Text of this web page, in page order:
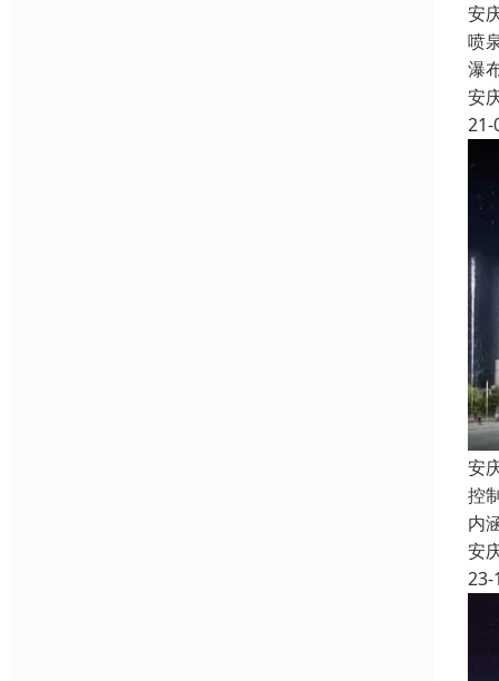
安
喷
瀑
安
21-
安
控
内
安
23-